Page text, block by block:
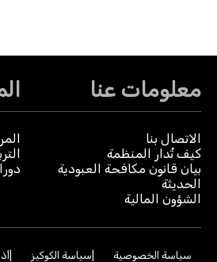
معلومات عنا
الاتصال بنا
كيف تُدار المنظمة
بيان قانون مكافحة العبودية
الحديثة
الشؤون المالية
سياسة الخصوصية سياسة الكوكيز